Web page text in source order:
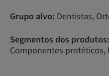
Grupo alvo: Dentistas,
Segmentos dos produtos:
Componentes protéticos,